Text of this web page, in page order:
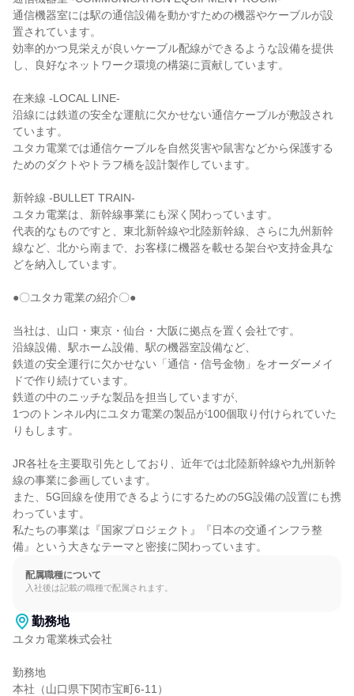
通信機器室には駅の通信設備を動かすための機器やケーブルが設
置されています。
効率的かつ見栄えが良いケーブル配線ができるような設備を提供
し、良好なネットワーク環境の構築に貢献しています。
在来線 -LOCAL LINE-
沿線には鉄道の安全な運航に欠かせない通信ケーブルが敷設され
ています。
ユタカ電業では通信ケーブルを自然災害や鼠害などから保護する
ためのダクトやトラフ橋を設計製作しています。
新幹線 -BULLET TRAIN-
ユタカ電業は、新幹線事業にも深く関わっています。
代表的なものですと、東北新幹線や北陸新幹線、さらに九州新幹
線など、北から南まで、お客様に機器を載せる架台や支持金具な
どを納入しています。
●〇ユタカ電業の紹介〇●
当社は、山口・東京・仙台・大阪に拠点を置く会社です。
沿線設備、駅ホーム設備、駅の機器室設備など、
鉄道の安全運行に欠かせない「通信・信号金物」をオーダーメイ
ドで作り続けています。
鉄道の中のニッチな製品を担当していますが、
1つのトンネル内にユタカ電業の製品が100個取り付けられていた
りもします。
JR各社を主要取引先としており、近年では北陸新幹線や九州新幹
線の事業に参画しています。
また、5G回線を使用できるようにするための5G設備の設置にも携
わっています。
私たちの事業は『国家プロジェクト』『日本の交通インフラ整
備』という大きなテーマと密接に関わっています。
配属職種について
入社後は記載の職種で配属されます。
勤務地
ユタカ電業株式会社
勤務地
本社（山口県下関市宝町6-11）